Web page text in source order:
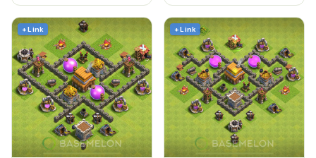
+ Link + Link